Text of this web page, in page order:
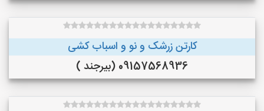
کارتن زرشک و نو و اسباب کشی
09157568936 (بیرجند )